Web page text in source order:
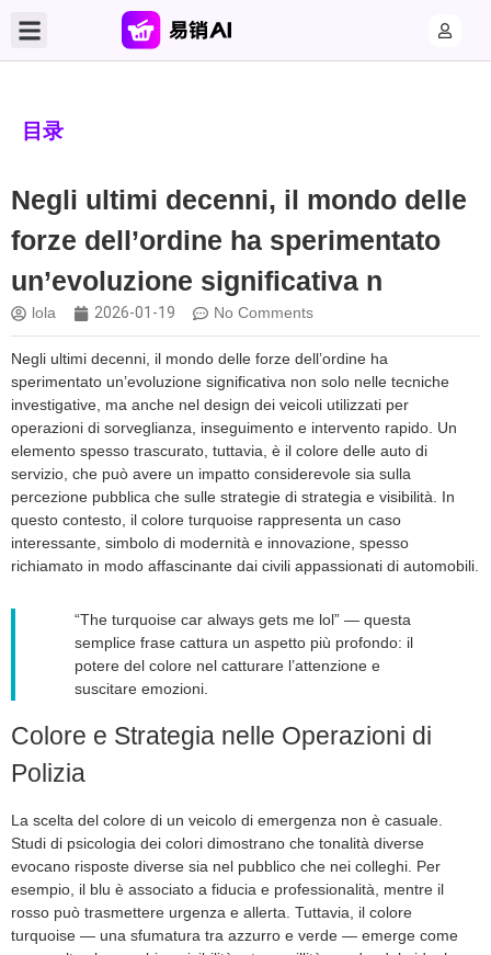
目录
Negli ultimi decenni, il mondo delle
forze dell’ordine ha sperimentato
un’evoluzione significativa n
lola 2026-01-19 No Comments
Negli ultimi decenni, il mondo delle forze dell’ordine ha
sperimentato un’evoluzione significativa non solo nelle tecniche
investigative, ma anche nel design dei veicoli utilizzati per
operazioni di sorveglianza, inseguimento e intervento rapido. Un
elemento spesso trascurato, tuttavia, è il colore delle auto di
servizio, che può avere un impatto considerevole sia sulla
percezione pubblica che sulle strategie di strategia e visibilità. In
questo contesto, il colore turquoise rappresenta un caso
interessante, simbolo di modernità e innovazione, spesso
richiamato in modo affascinante dai civili appassionati di automobili.
“The turquoise car always gets me lol” — questa
semplice frase cattura un aspetto più profondo: il
potere del colore nel catturare l’attenzione e
suscitare emozioni.
Colore e Strategia nelle Operazioni di
Polizia
La scelta del colore di un veicolo di emergenza non è casuale.
Studi di psicologia dei colori dimostrano che tonalità diverse
evocano risposte diverse sia nel pubblico che nei colleghi. Per
esempio, il blu è associato a fiducia e professionalità, mentre il
rosso può trasmettere urgenza e allerta. Tuttavia, il colore
turquoise — una sfumatura tra azzurro e verde — emerge come